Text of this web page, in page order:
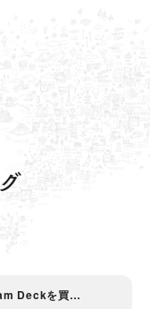
Deckを買…